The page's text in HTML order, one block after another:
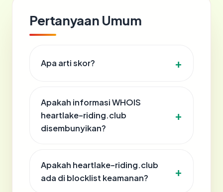
Pertanyaan Umum
Apa arti skor?
Apakah informasi WHOIS
heartlake-riding.club
disembunyikan?
Apakah heartlake-riding.club
ada di blocklist keamanan?